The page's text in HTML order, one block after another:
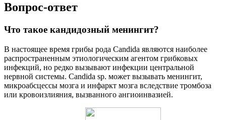
Вопрос-ответ
Что такое кандидозный менингит?
В настоящее время грибы рода Candida являются наиболее
распространенным этиологическим агентом грибковых
инфекций, но редко вызывают инфекции центральной
нервной системы. Candida sp. может вызывать менингит,
микроабсцессы мозга и инфаркт мозга вследствие тромбоза
или кровоизлияния, вызванного ангиоинвазией.